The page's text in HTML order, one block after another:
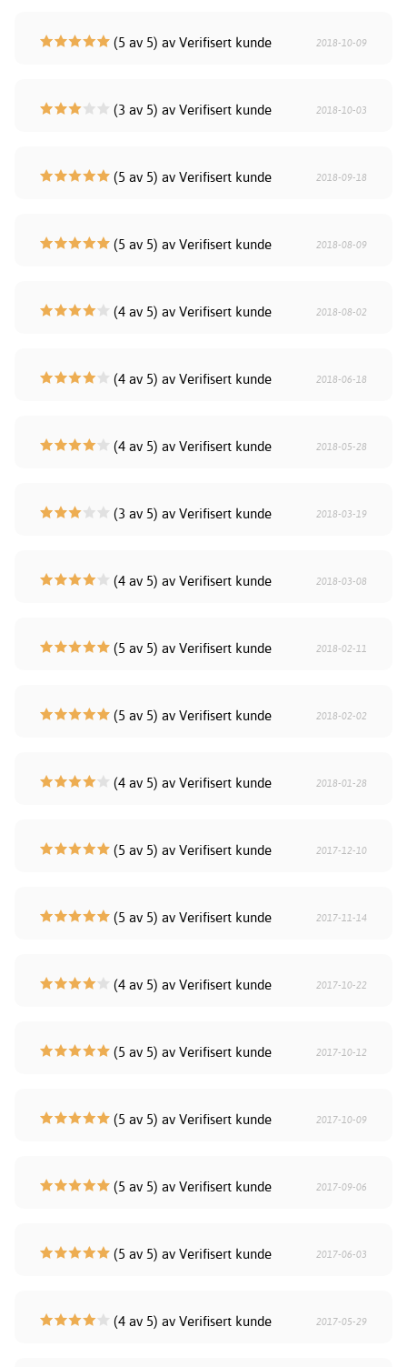
(5 av 5) av Verifisert kunde 2018-10-09
(3 av 5) av Verifisert kunde 2018-10-03
(5 av 5) av Verifisert kunde 2018-09-18
(5 av 5) av Verifisert kunde 2018-08-09
(4 av 5) av Verifisert kunde 2018-08-02
(4 av 5) av Verifisert kunde 2018-06-18
(4 av 5) av Verifisert kunde 2018-05-28
(3 av 5) av Verifisert kunde 2018-03-19
(4 av 5) av Verifisert kunde 2018-03-08
(5 av 5) av Verifisert kunde 2018-02-11
(5 av 5) av Verifisert kunde 2018-02-02
(4 av 5) av Verifisert kunde 2018-01-28
(5 av 5) av Verifisert kunde 2017-12-10
(5 av 5) av Verifisert kunde 2017-11-14
(4 av 5) av Verifisert kunde 2017-10-22
(5 av 5) av Verifisert kunde 2017-10-12
(5 av 5) av Verifisert kunde 2017-10-09
(5 av 5) av Verifisert kunde 2017-09-06
(5 av 5) av Verifisert kunde 2017-06-03
(4 av 5) av Verifisert kunde 2017-05-29